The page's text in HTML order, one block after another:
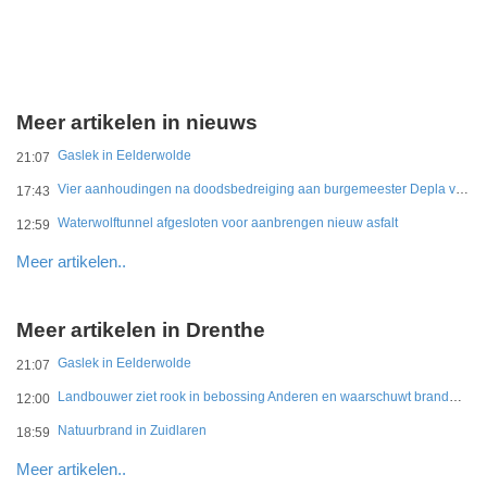
Meer artikelen in nieuws
21:07 Gaslek in Eelderwolde
17:43 Vier aanhoudingen na doodsbedreiging aan burgemeester Depla van Breda
12:59 Waterwolftunnel afgesloten voor aanbrengen nieuw asfalt
Meer artikelen..
Meer artikelen in Drenthe
21:07 Gaslek in Eelderwolde
12:00 Landbouwer ziet rook in bebossing Anderen en waarschuwt brandweer
18:59 Natuurbrand in Zuidlaren
Meer artikelen..